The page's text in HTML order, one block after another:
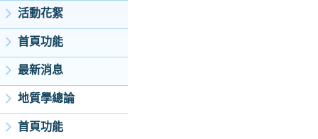
活動花絮
首頁功能
最新消息
地質學總論
首頁功能